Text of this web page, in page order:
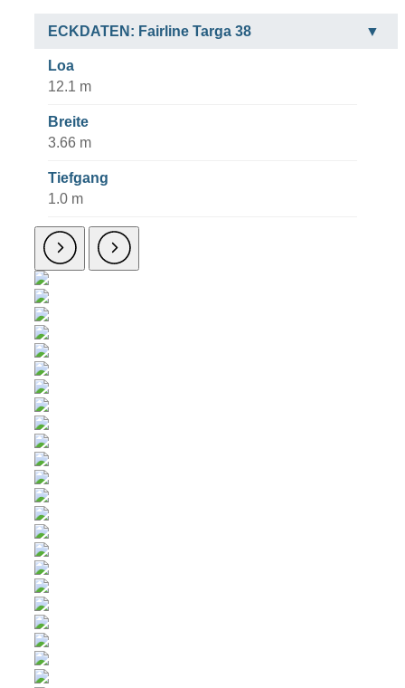
ECKDATEN: Fairline Targa 38
Loa
12.1 m
Breite
3.66 m
Tiefgang
1.0 m